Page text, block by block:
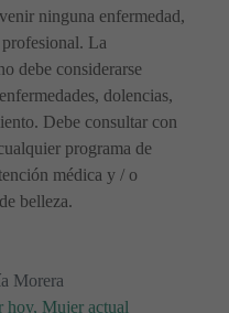
ninguna enfermedad,
La
debe considerarse
dolencias,
Debe consultar con
programa de
médica y / o
belleza.
Morera
hoy, Mujer actual